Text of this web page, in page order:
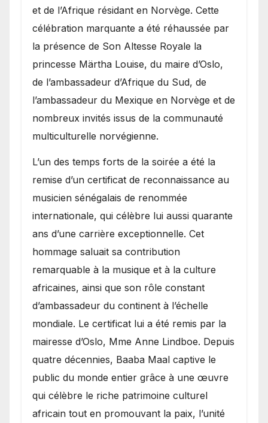
et de l’Afrique résidant en Norvège. Cette
célébration marquante a été réhaussée par
la présence de Son Altesse Royale la
princesse Märtha Louise, du maire d’Oslo,
de l’ambassadeur d’Afrique du Sud, de
l’ambassadeur du Mexique en Norvège et de
nombreux invités issus de la communauté
multiculturelle norvégienne.
​L’un des temps forts de la soirée a été la
remise d’un certificat de reconnaissance au
musicien sénégalais de renommée
internationale, qui célèbre lui aussi quarante
ans d’une carrière exceptionnelle. Cet
hommage saluait sa contribution
remarquable à la musique et à la culture
africaines, ainsi que son rôle constant
d’ambassadeur du continent à l’échelle
mondiale. Le certificat lui a été remis par la
mairesse d’Oslo, Mme Anne Lindboe. Depuis
quatre décennies, Baaba Maal captive le
public du monde entier grâce à une œuvre
qui célèbre le riche patrimoine culturel
africain tout en promouvant la paix, l’unité